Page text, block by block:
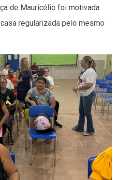
de Mauricélio foi motivada
regularizada pelo mesmo